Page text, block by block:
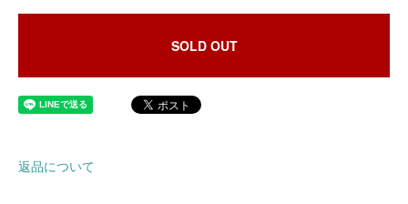
SOLD OUT
返品について